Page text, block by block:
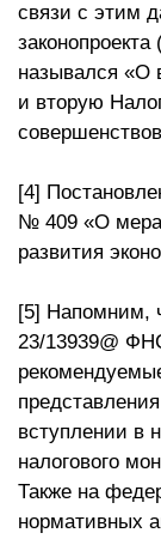
связи с этим
назывался «О
и вторую
[4]
№ 409 «О
развития
[5] Напомним,
23/13939@
вступлении в
налогового
Также на
нормативных